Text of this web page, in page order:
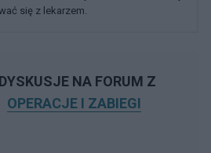
się z lekarzem.
NA FORUM Z
OPERACJE I ZABIEGI